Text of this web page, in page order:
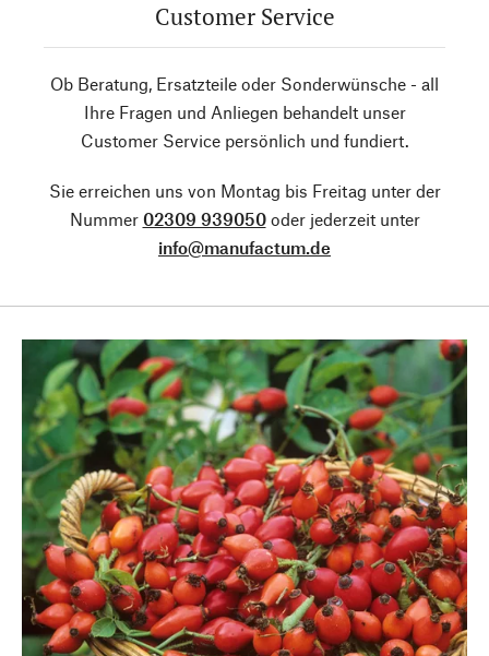
Customer Service
Ob Beratung, Ersatzteile oder Sonderwünsche - all
Ihre Fragen und Anliegen behandelt unser
Customer Service persönlich und fundiert.
Sie erreichen uns von Montag bis Freitag unter der
Nummer 02309 939050oder jederzeit unter
info@manufactum.de